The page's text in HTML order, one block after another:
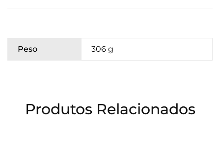
Peso 306 g
Produtos Relacionados